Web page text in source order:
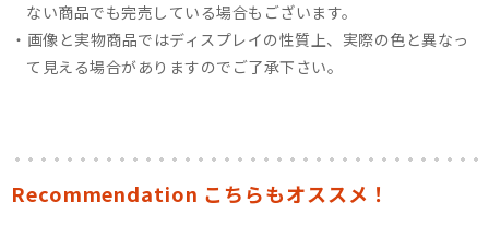
ない商品でも完売している場合もございます。
画像と実物商品ではディスプレイの性質上、実際の色と異なっ
て見える場合がありますのでご了承下さい。
Recommendation こちらもオススメ！